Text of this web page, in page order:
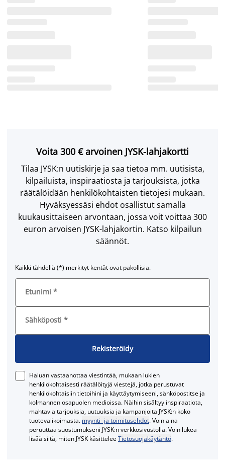
Voita 300 € arvoinen JYSK-lahjakortti
Tilaa JYSK:n uutiskirje ja saa tietoa mm. uutisista,
kilpailuista, inspiraatiosta ja tarjouksista, jotka
räätälöidään henkilökohtaisten tietojesi mukaan.
Hyväksyessäsi ehdot osallistut samalla
kuukausittaiseen arvontaan, jossa voit voittaa 300
euron arvoisen JYSK-lahjakortin. Katso kilpailun
säännöt.
Kaikki tähdellä (*) merkityt kentät ovat pakollisia.
Etunimi *
Sähköposti *
Rekisteröidy
Haluan vastaanottaa viestintää, mukaan lukien
henkilökohtaisesti räätälöityjä viestejä, jotka perustuvat
henkilökohtaisiin tietoihini ja käyttäytymiseeni, sähköpostitse ja
kolmannen osapuolen medioissa. Näihin sisältyy inspiraatiota,
mahtavia tarjouksia, uutuuksia ja kampanjoita JYSK:n koko
tuotevalikoimasta. myynti- ja toimitusehdot. Voin aina
peruuttaa suostumukseni JYSK:n verkkosivustolla. Voin lukea
lisää siitä, miten JYSK käsitteleeTietosuojakäytäntö.